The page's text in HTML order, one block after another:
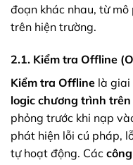
đoạn khác nhau, từ
trên hiện trường.
2.1. Kiểm tra Offline
Kiểm tra Offline là giai
logic chương trình
phỏng trước khi nạp
phát hiện lỗi cú pháp,
tự hoạt động. Các